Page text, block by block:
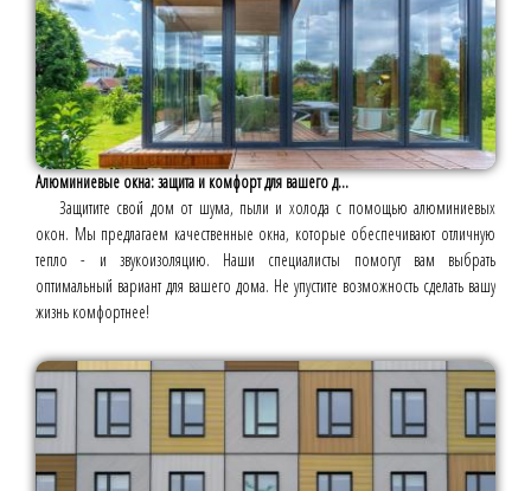
Алюминиевые окна: защита и комфорт для вашего д...
Защитите свой дом от шума, пыли и холода с помощью алюминиевых
окон. Мы предлагаем качественные окна, которые обеспечивают отличную
тепло - и звукоизоляцию. Наши специалисты помогут вам выбрать
оптимальный вариант для вашего дома. Не упустите возможность сделать вашу
жизнь комфортнее!